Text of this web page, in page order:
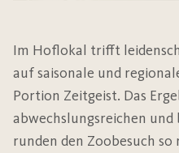
Im Hoflokal trifft
auf saisonale und
Portion Zeitgeist. Das
abwechslungsreichen
runden den Zoobesuch